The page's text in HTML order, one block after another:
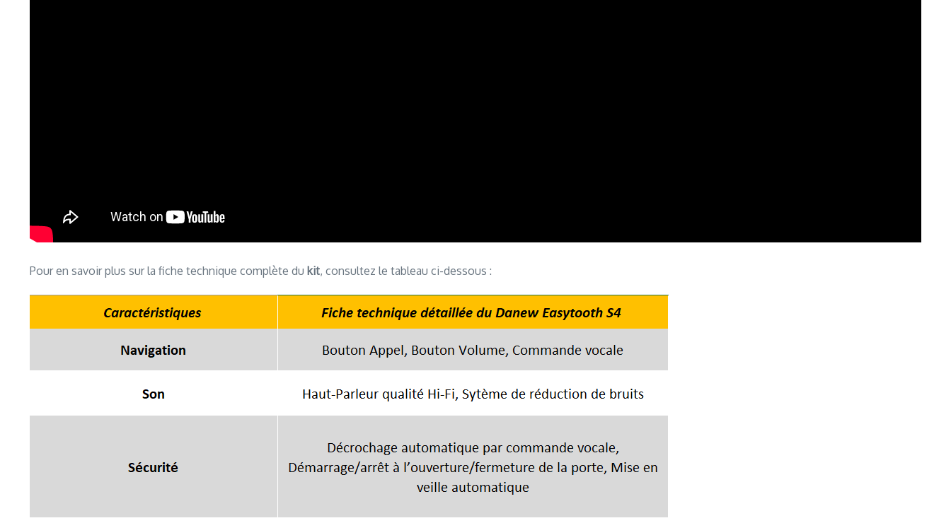
Pour en savoir plus sur la fiche technique complète du kit, consultez le tableau ci-dessous :